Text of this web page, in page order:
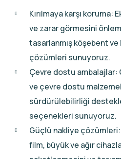
Kırılmaya karşı koruma:
ve zarar görmesini
tasarlanmış köşebent
çözümleri sunuyoruz.
Çevre dostu
ve çevre dostu
sürdürülebilirliği
seçenekleri sunuyoruz.
Güçlü nakliye
film, büyük ve ağır